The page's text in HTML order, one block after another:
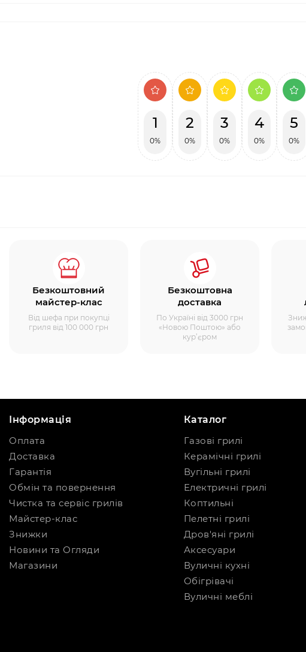
1
0%
2
0%
3
0%
4
0%
5
0%
Безкоштовний
майстер-клас
Від шефа при покупці
гриля від 100 000 грн
Безкоштовна
доставка
По Україні від 3000 грн
«Новою Поштою» або
кур’єром
Інформація
Оплата
Доставка
Гарантія
Обмін та повернення
Чистка та сервіс грилів
Майстер-клас
Знижки
Новини та Огляди
Магазини
Каталог
Газові грилі
Керамічні грилі
Вугільні грилі
Електричні грилі
Коптильні
Пелетні грилі
Дров'яні грилі
Аксесуари
Вуличні кухні
Обігрівачі
Вуличні меблі